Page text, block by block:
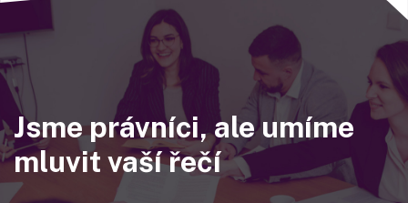
Jsme právníci, ale umíme
mluvit vaší řečí